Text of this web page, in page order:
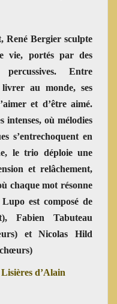
René Bergier sculpte
vie, portés par des
Entre
au monde, ses
et d’être aimé.
intenses, où mélodies
s’entrechoquent en
le trio déploie une
et relâchement,
chaque mot résonne
est composé de
Fabien Tabuteau
et Nicolas Hild
d’Alain